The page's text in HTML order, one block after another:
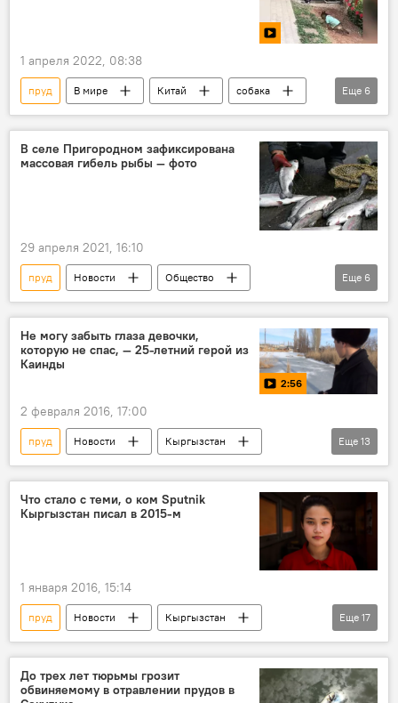
1 апреля 2022, 08:38
пруд В мире Китай
собака
видео
мальчик
забота
вода
ребенок
Интересное из мира животных
Еще 6
В селе Пригородном зафиксирована
массовая гибель рыбы — фото
29 апреля 2021, 16:10
пруд Новости
Общество
Кыргызстан
Госэкотехинспекция
Пригородное
Бишкек
Еще 6
Не могу забыть глаза девочки,
которую не спас, — 25-летний герой из
Каинды
2:56
2 февраля 2016, 17:00
пруд Новости
Кыргызстан
видео
Общество
Происшествия
Талант Самарбеков
МЧС
лед
девочка
Еще 13
Что стало с теми, о ком Sputnik
Кыргызстан писал в 2015-м
1 января 2016, 15:14
пруд Новости
Кыргызстан
Общество
Рашит Гизатулин
Вахиджан Салимбаев
Жибек Орозбекова
Еще 17
До трех лет тюрьмы грозит
обвиняемому в отравлении прудов в